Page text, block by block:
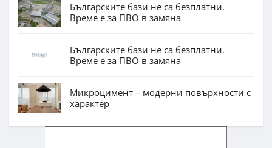
Българските бази не са безплатни.
Време е за ПВО в замяна
Българските бази не са безплатни.
Време е за ПВО в замяна
Микроцимент – модерни повърхности с
характер